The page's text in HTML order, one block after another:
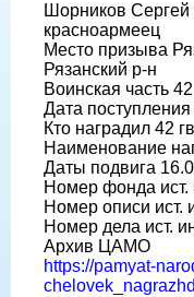
Шорников Сергей
красноармеец
Место призыва
Рязанский р-н
Воинская часть
Дата
Кто наградил 42
Наименование
Даты подвига
Номер фонда
Номер описи
Номер дела ист.
Архив ЦАМО
https://pamyat-